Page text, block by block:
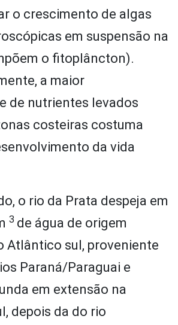
o crescimento de algas
em suspensão na
o fitoplâncton).
a maior
de nutrientes levados
costeiras costuma
da vida
o rio da Prata despeja em
3 de água de origem
Atlântico sul, proveniente
Paraná/Paraguai e
em extensão na
depois da do rio